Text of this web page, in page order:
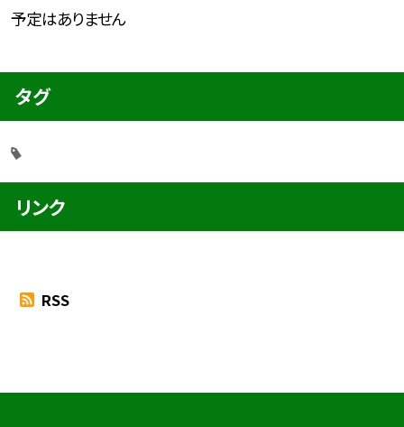
予定はありません
タグ
リンク
RSS